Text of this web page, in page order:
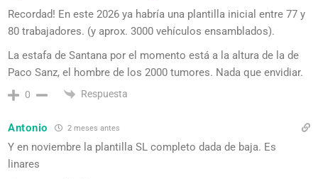
Recordad! En este 2026 ya habría una plantilla inicial entre 77 y
80 trabajadores. (y aprox. 3000 vehículos ensamblados).
La estafa de Santana por el momento está a la altura de la de
Paco Sanz, el hombre de los 2000 tumores. Nada que envidiar.
0 Respuesta
Antonio 2 meses antes
Y en noviembre la plantilla SL completo dada de baja. Es
linares